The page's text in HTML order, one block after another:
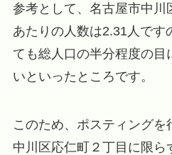
参考として、名古屋市中川
あたりの人数は2.31人です
ても総人口の半分程度の目
いといったところです。
このため、ポスティング
中川区応仁町２丁目に限ら